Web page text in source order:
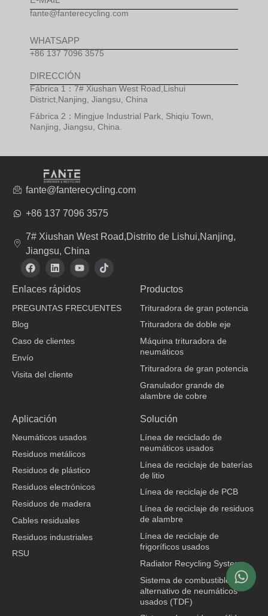
fante@fanterecycling.com
WHATSAPP
+86 137 7096 3575
DIRECCIÓN
Fábrica 1：7# Xiushan West Road,Lishui
District,Nanjing, Jiangsu, China
Fábrica 2：Mingjue Industrial Park, Shiqiu Town,
Nanjing, Jiangsu, China.
fante@fanterecycling.com
+86 137 7096 3575
7# Xiushan West Road,Distrito de Lishui,Nanjing,
Jiangsu, China
F
a
e
o
L
i
n
k
d
Y
o
t
b
T
i
k
Enlaces rápidos
PREGUNTAS FRECUENTES
Blog
Caso de clientes
Envío
Visita del cliente
Productos
Trituradora de gran potencia
Trituradora de doble eje
Máquina trituradora de
neumáticos
Trituradora de gran potencia
Granulador grande de
alambre de cobre
Aplicación
Neumáticos usados
Residuos metálicos
Residuos de plástico
Residuos electrónicos
Residuos de madera
Cables residuales
Residuos industriales
RSU
Solución
Línea de reciclado de
neumáticos usados
Línea de reciclaje de baterías
de litio
Línea de reciclaje de PCB
Línea de reciclaje de residuos
de alambre
Línea de reciclaje de
frigoríficos usados
Radiator Recycling System
Sistema de combustible
alternativo de neumáticos
usados (TDF)